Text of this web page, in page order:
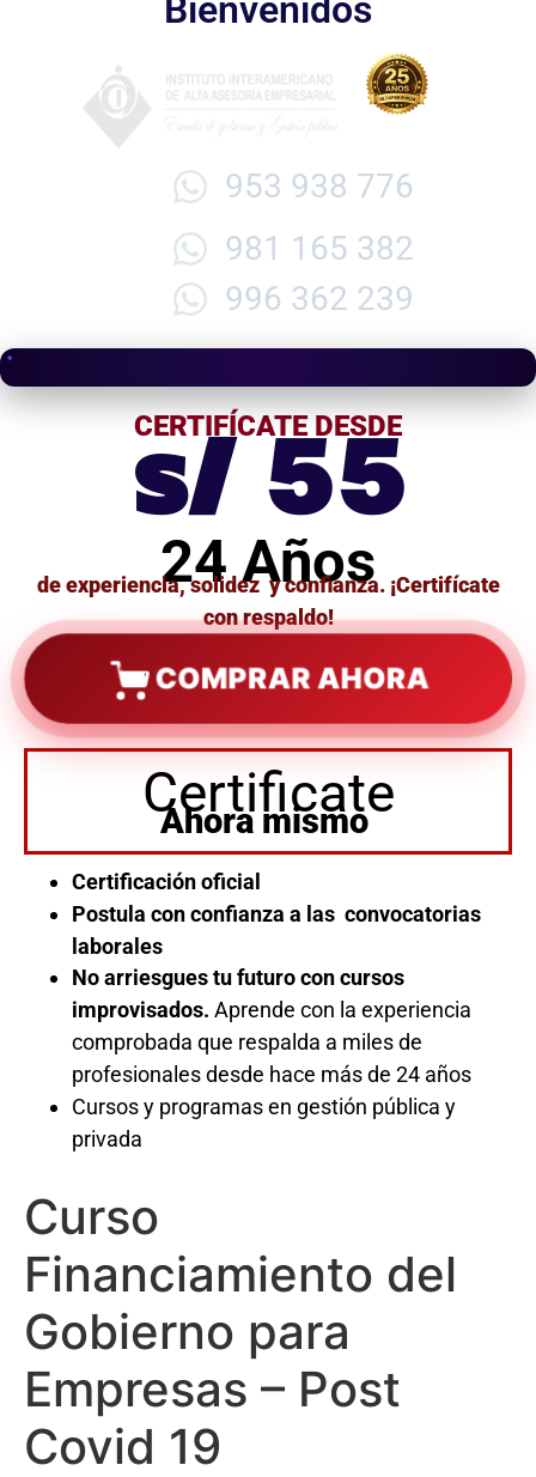
Bienvenidos
953 938 776
981 165 382
996 362 239
CERTIFÍCATE DESDE
s/ 55
24 Años
de experiencia, solidez y confianza. ¡Certifícate
con respaldo!
COMPRAR AHORA
Certificate
Ahora mismo
Certificación oficial
Postula con confianza a las convocatorias
laborales
No arriesgues tu futuro con cursos
improvisados. Aprende con la experiencia
comprobada que respalda a miles de
profesionales desde hace más de 24 años
Cursos y programas en gestión pública y
privada
Curso
Financiamiento del
Gobierno para
Empresas – Post
Covid 19